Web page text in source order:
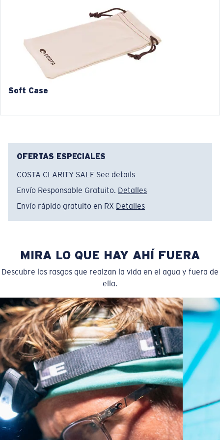
3. Ancho del lente:
56 mm
4. Altura del lente:
42.9 mm
4. Altura del lente:
5. Longitud de la patilla:
5. Longitud de la patilla:
Ajuste Ancho
Un frontal de lente amplio diseñado para ajustarse a
rostros más anchos.
Curva base 4 - Cobertura media
Monturas con cobertura y diseño envolvente medios
que valoran el estilo pero siguen ofreciendo el mejor
Estrecho
Soft Case
OFERTAS ESPECIALES
COSTA CLARITY SALE See details
Envío Responsable Gratuito. Detalles
Envío rápido gratuito en RX Detalles
MIRA LO QUE HAY AHÍ FUERA
Descubre los rasgos que realzan la vida en el agua y fuera de
ella.